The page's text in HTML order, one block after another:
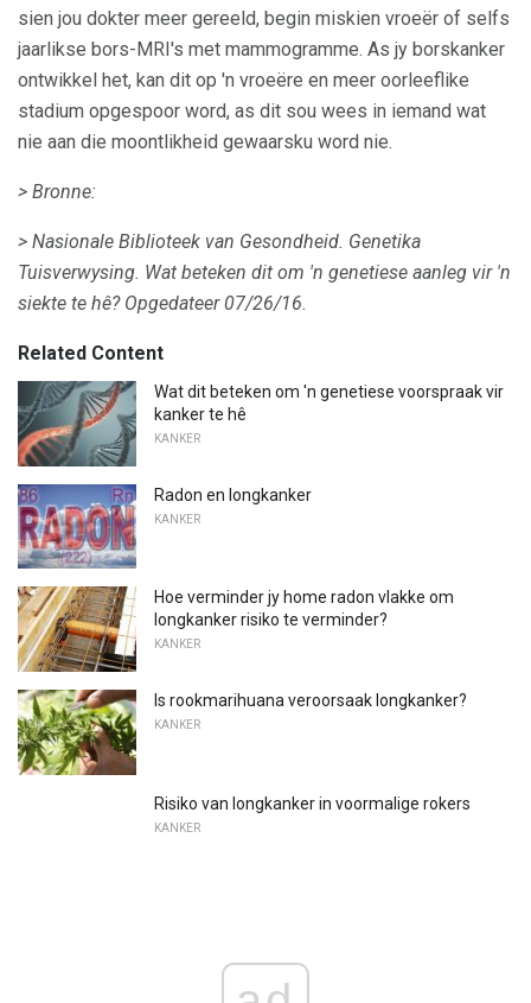
sien jou dokter meer gereeld, begin miskien vroeër of selfs
jaarlikse bors-MRI's met mammogramme. As jy borskanker
ontwikkel het, kan dit op 'n vroeëre en meer oorleeflike
stadium opgespoor word, as dit sou wees in iemand wat
nie aan die moontlikheid gewaarsku word nie.
> Bronne:
> Nasionale Biblioteek van Gesondheid. Genetika
Tuisverwysing. Wat beteken dit om 'n genetiese aanleg vir 'n
siekte te hê? Opgedateer 07/26/16.
Related Content
Wat dit beteken om 'n genetiese voorspraak vir
kanker te hê
KANKER
Radon en longkanker
KANKER
Hoe verminder jy home radon vlakke om
longkanker risiko te verminder?
KANKER
Is rookmarihuana veroorsaak longkanker?
KANKER
Risiko van longkanker in voormalige rokers
KANKER